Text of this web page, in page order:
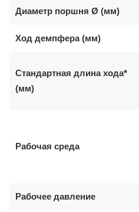
Диаметр поршня Ø (мм)
Ход демпфера (мм)
Стандартная длина хода*
(мм)
Рабочая среда
Рабочее давление